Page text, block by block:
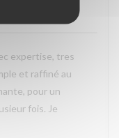
expertise, tres
et raffiné au
pour un
fois. Je